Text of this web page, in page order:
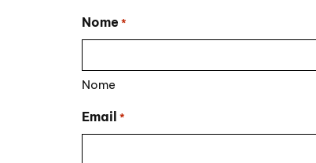
Nome *
Nome
Email *